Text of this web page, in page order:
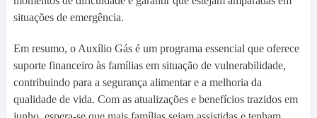
situações de emergência.
Em resumo, o Auxílio Gás é um programa essencial que oferece
suporte financeiro às famílias em situação de vulnerabilidade,
contribuindo para a segurança alimentar e a melhoria da
qualidade de vida. Com as atualizações e benefícios trazidos em